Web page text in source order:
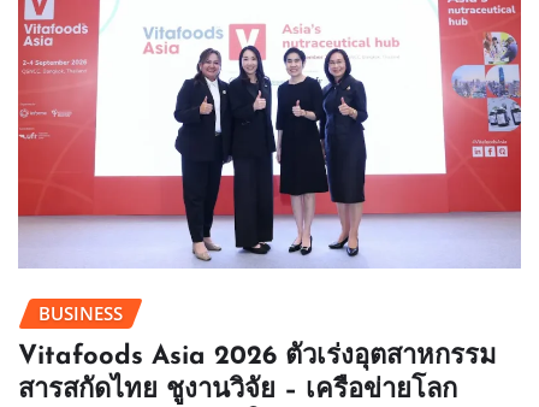
BUSINESS
Vitafoods Asia 2026 ตัวเร่งอุตสาหกรรม
สารสกัดไทย ชูงานวิจัย – เครือข่ายโลก